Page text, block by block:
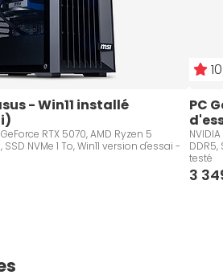
- Win11 installé
RTX 5070, AMD Ryzen 5
NVMe 1 To, Win11 version d'essai -
PC
DDR5,
testé
3